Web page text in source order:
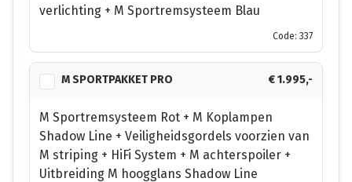
verlichting + M Sportremsysteem Blau
Code: 337
M SPORTPAKKET PRO € 1.995,-
M Sportremsysteem Rot + M Koplampen
Shadow Line + Veiligheidsgordels voorzien van
M striping + HiFi System + M achterspoiler +
Uitbreiding M hoogglans Shadow Line